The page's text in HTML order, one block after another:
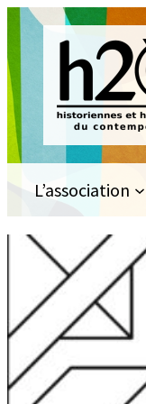
Aller
au
contenu
L’association